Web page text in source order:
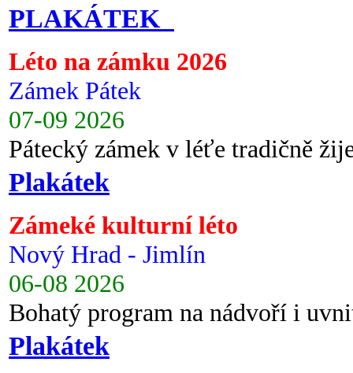
PLAKÁTEK
Léto na zámku 2026
Zámek Pátek
07-09 2026
Pátecký zámek v léťe tradičně
Plakátek
Zámeké kulturní léto
Nový Hrad - Jimlín
06-08 2026
Bohatý program na nádvoří i
Plakátek